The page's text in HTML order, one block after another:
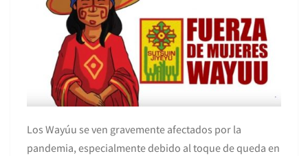
Los Wayúu se ven gravemente afectados por la
pandemia, especialmente debido al toque de queda en